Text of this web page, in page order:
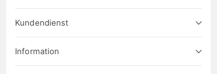
Kundendienst
Information